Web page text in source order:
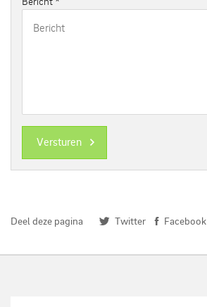
Versturen
Deel deze pagina Twitter Facebook